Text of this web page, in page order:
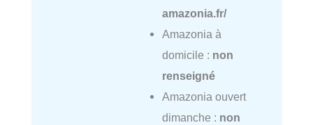
amazonia.fr/
Amazonia à
domicile : non
renseigné
Amazonia ouvert
dimanche : non